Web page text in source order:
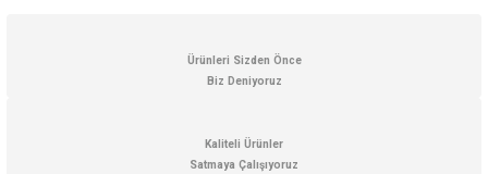
Ürün bilgilerinde hatalar bulunuyor.
Ürün fiyatı diğer sitelerden daha pahalı.
Ürünleri Sizden Önce
Biz Deniyoruz
Kaliteli Ürünler
Satmaya Çalışıyoruz